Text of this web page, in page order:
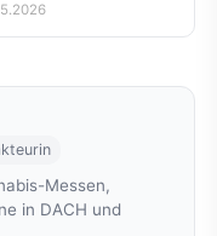
sich wirklich?
Messen,
in DACH und